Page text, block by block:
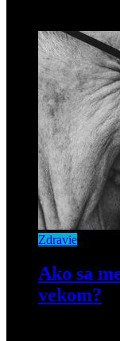
Zdravie
Ako sa
vekom?